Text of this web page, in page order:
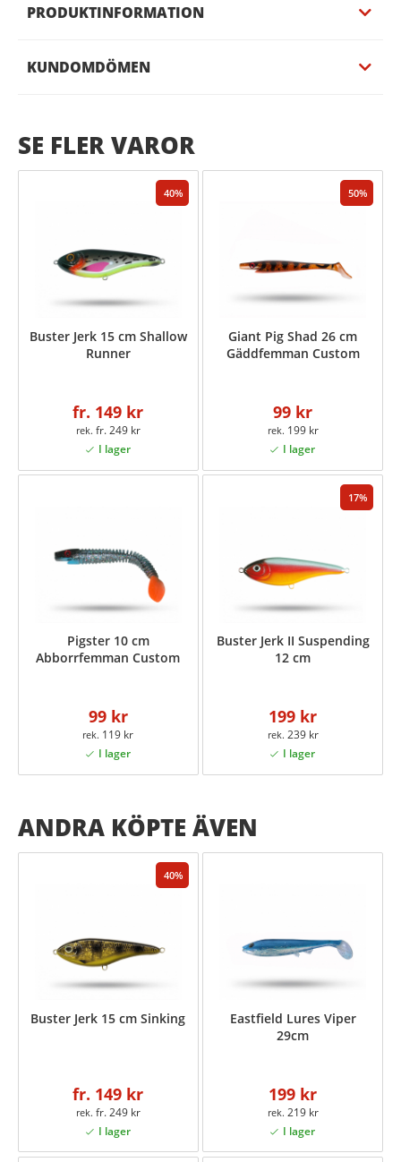
PRODUKTINFORMATION
KUNDOMDÖMEN
SE FLER VAROR
40
Buster Jerk 15 cm Shallow
Runner
fr. 149 kr
fr. 249 kr
50
Giant Pig Shad 26 cm
Gäddfemman Custom
99 kr
199 kr
Pigster 10 cm
Abborrfemman Custom
99 kr
119 kr
17
Buster Jerk II Suspending
12 cm
199 kr
239 kr
ANDRA KÖPTE ÄVEN
40
Buster Jerk 15 cm Sinking
fr. 149 kr
fr. 249 kr
Eastfield Lures Viper
29cm
199 kr
219 kr